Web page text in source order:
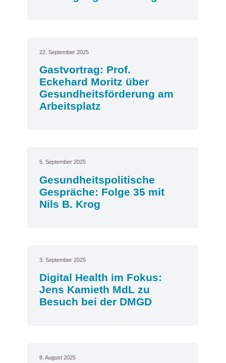
22. September 2025
Gastvortrag: Prof.
Eckehard Moritz über
Gesundheitsförderung am
Arbeitsplatz
5. September 2025
Gesundheitspolitische
Gespräche: Folge 35 mit
Nils B. Krog
3. September 2025
Digital Health im Fokus:
Jens Kamieth MdL zu
Besuch bei der DMGD
8. August 2025